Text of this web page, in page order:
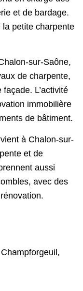
et de bardage.
petite charpente
sur-Saône,
de charpente,
L’activité
immobilière
de bâtiment.
à Chalon-sur-
et de
aussi
avec des